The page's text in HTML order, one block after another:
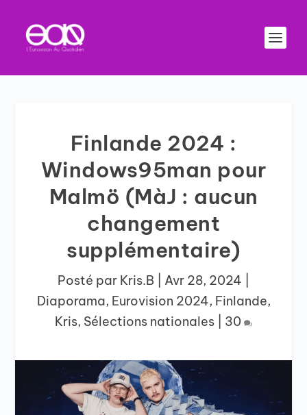
Finlande 2024 :
Windows95man pour
Malmö (MàJ : aucun
changement
supplémentaire)
Posté par Kris.B Avr 28, 2024
Diaporama, Eurovision 2024, Finlande,
Kris, Sélections nationales 30